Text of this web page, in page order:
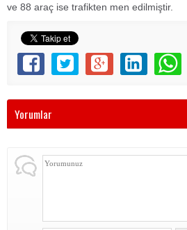
ve 88 araç ise trafikten men edilmiştir.
Yorumlar